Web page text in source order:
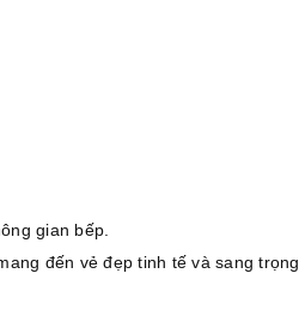
gian bếp.
đến vẻ đẹp tinh tế và sang trọng